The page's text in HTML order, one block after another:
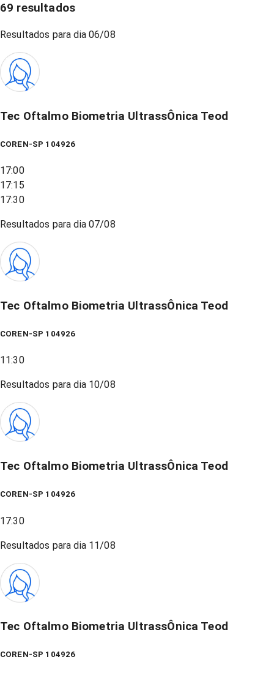
69 resultados
Resultados para dia 06/08
Tec Oftalmo Biometria UltrassÔnica Teod
COREN-SP 104926
17:00
17:15
17:30
Resultados para dia07/08
Tec Oftalmo Biometria UltrassÔnica Teod
COREN-SP 104926
11:30
Resultados para dia 10/08
Tec Oftalmo Biometria UltrassÔnica Teod
COREN-SP 104926
17:30
Resultados para dia 11/08
Tec Oftalmo Biometria UltrassÔnica Teod
COREN-SP 104926